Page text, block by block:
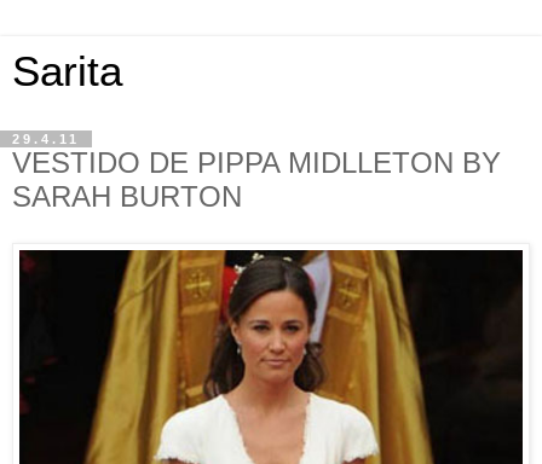
Sarita
29.4.11
VESTIDO DE PIPPA MIDLLETON BY
SARAH BURTON